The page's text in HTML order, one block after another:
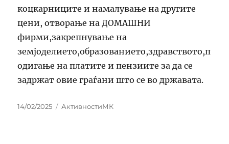
коцкарниците и намалување на другите
цени, отворање на ДОМАШНИ
фирми,закрепнување на
земјоделието,образованието,здравството,п
одигање на платите и пензиите за да се
задржат овие граѓани што се во државата.
Posted
14/02/2025 Categories
АктивностиМК